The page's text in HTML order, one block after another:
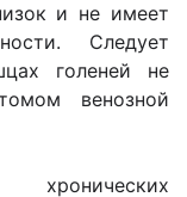
и не имеет
Следует
голеней не
венозной
хронических